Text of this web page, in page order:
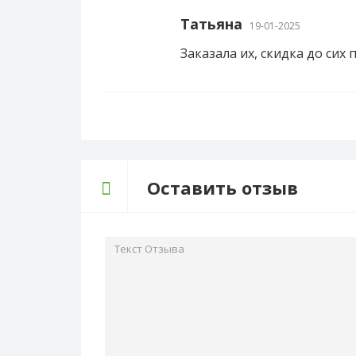
Татьяна 19-01-2025
Заказала их, скидка до сих
Оставить отзыв